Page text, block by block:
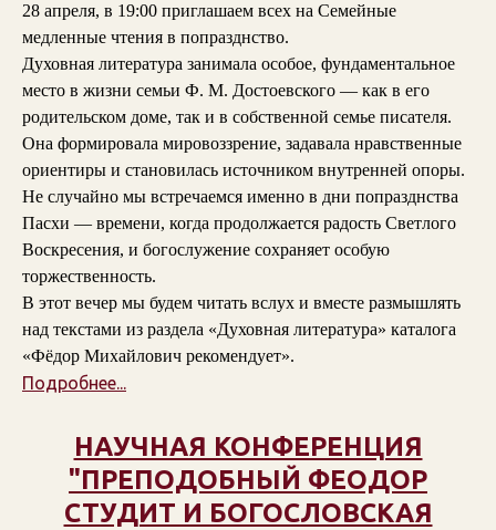
28 апреля, в 19:00 приглашаем всех на Семейные
медленные чтения в попразднство.
Духовная литература занимала особое, фундаментальное
место в жизни семьи Ф. М. Достоевского — как в его
родительском доме, так и в собственной семье писателя.
Она формировала мировоззрение, задавала нравственные
ориентиры и становилась источником внутренней опоры.
Не случайно мы встречаемся именно в дни попразднства
Пасхи — времени, когда продолжается радость Светлого
Воскресения, и богослужение сохраняет особую
торжественность.
В этот вечер мы будем читать вслух и вместе размышлять
над текстами из раздела «Духовная литература» каталога
«Фёдор Михайлович рекомендует».
Подробнее...
НАУЧНАЯ КОНФЕРЕНЦИЯ
"ПРЕПОДОБНЫЙ ФЕОДОР
СТУДИТ И БОГОСЛОВСКАЯ